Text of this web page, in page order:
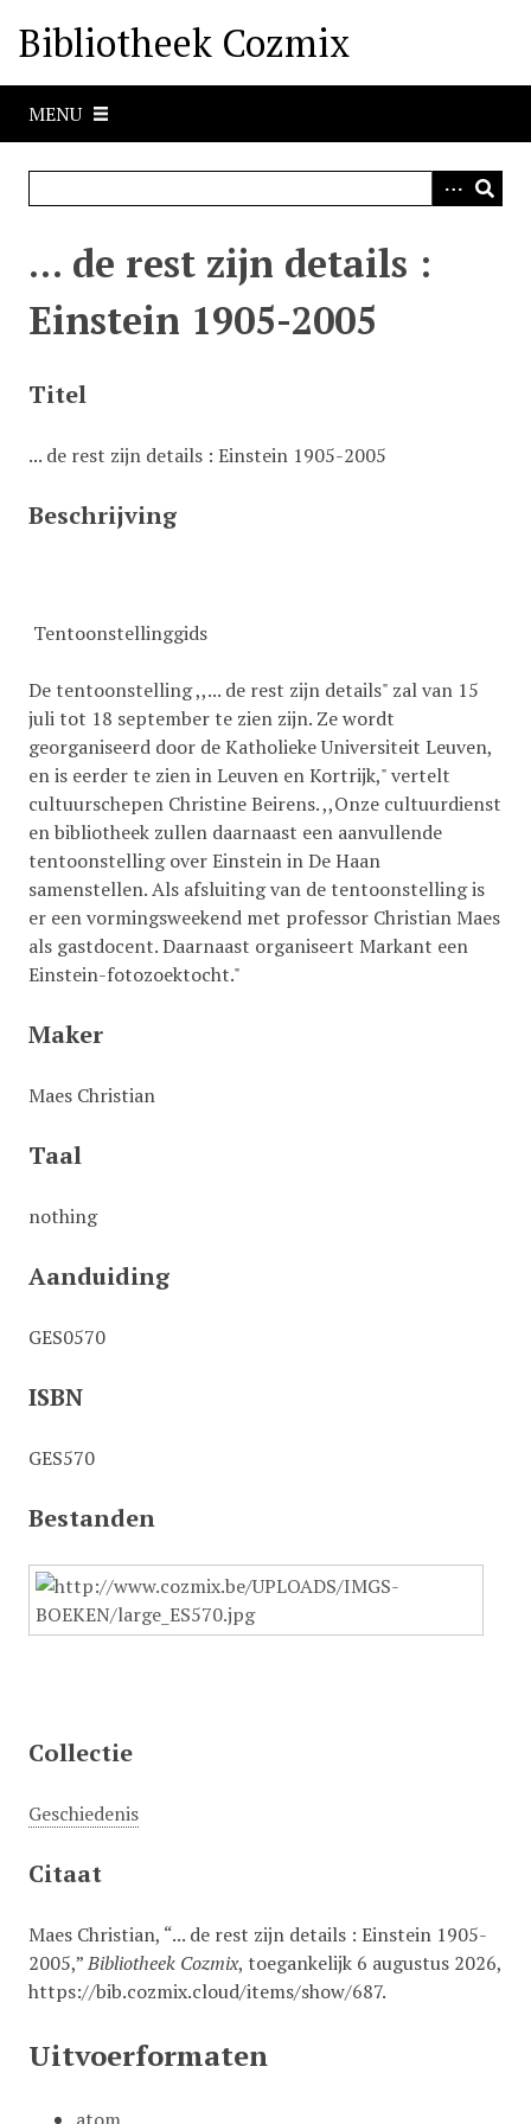
Bibliotheek Cozmix
MENU
... de rest zijn details :
Einstein 1905-2005
Titel
... de rest zijn details : Einstein 1905-2005
Beschrijving
Tentoonstellinggids
De tentoonstelling ,,... de rest zijn details" zal van 15
juli tot 18 september te zien zijn. Ze wordt
georganiseerd door de Katholieke Universiteit Leuven,
en is eerder te zien in Leuven en Kortrijk," vertelt
cultuurschepen Christine Beirens. ,,Onze cultuurdienst
en bibliotheek zullen daarnaast een aanvullende
tentoonstelling over Einstein in De Haan
samenstellen. Als afsluiting van de tentoonstelling is
er een vormingsweekend met professor Christian Maes
als gastdocent.Daarnaast organiseert Markant een
Einstein-fotozoektocht."
Maker
Maes Christian
Taal
nothing
Aanduiding
GES0570
ISBN
GES570
Bestanden
Collectie
Geschiedenis
Citaat
Maes Christian, “... de rest zijn details : Einstein 1905-
2005,”Bibliotheek Cozmix, toegankelijk 6 augustus 2026,
https://bib.cozmix.cloud/items/show/687.
Uitvoerformaten